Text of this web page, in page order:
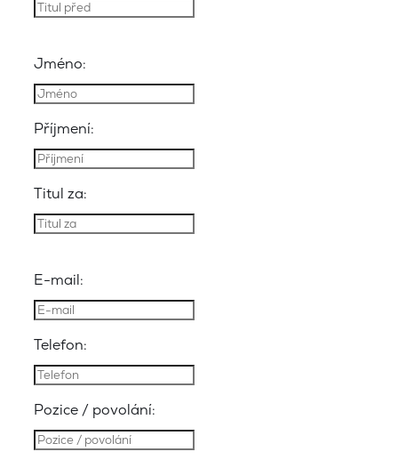
Jméno:
Příjmení:
Titul za:
E-mail:
Telefon:
Pozice / povolání: